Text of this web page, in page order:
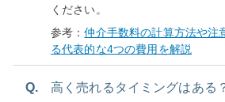
ください。
参考：仲介手数料の計算方法や注
る代表的な4つの費用を解説
Q. 高く売れるタイミングはある